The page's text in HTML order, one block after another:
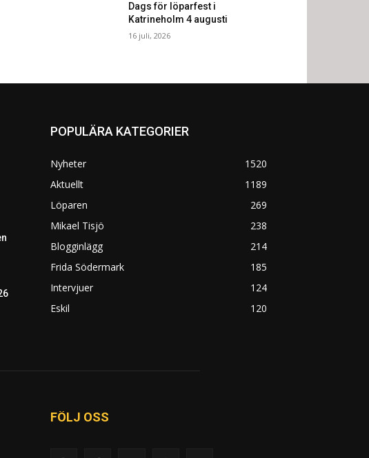
Dags för löparfest i
Katrineholm 4 augusti
16 juli, 2026
POPULÄRA KATEGORIER
Nyheter
1520
Aktuellt
1189
Löparen
269
Mikael Tisjö
238
Blogginlägg
214
Frida Södermark
185
Intervjuer
124
Eskil
120
FÖLJ OSS